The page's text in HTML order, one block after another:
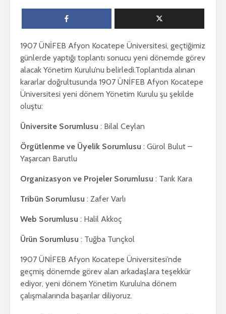
1907 ÜNİFEB Afyon Kocatepe Üniversitesi, geçtiğimiz
günlerde yaptığı toplantı sonucu yeni dönemde görev
alacak Yönetim Kurulu’nu belirledi.Toplantıda alınan
kararlar doğrultusunda 1907 ÜNİFEB Afyon Kocatepe
Üniversitesi yeni dönem Yönetim Kurulu şu şekilde
oluştu:
Üniversite Sorumlusu : Bilal Ceylan
Örgütlenme ve Üyelik Sorumlusu : Gürol Bulut –
Yaşarcan Barutlu
Organizasyon ve Projeler Sorumlusu : Tarık Kara
Tribün Sorumlusu : Zafer Varlı
Web Sorumlusu : Halil Akkoç
Ürün Sorumlusu : Tuğba Tunçkol
1907 ÜNİFEB Afyon Kocatepe Üniversitesi’nde
geçmiş dönemde görev alan arkadaşlara teşekkür
ediyor, yeni dönem Yönetim Kurulu’na dönem
çalışmalarında başarılar diliyoruz.